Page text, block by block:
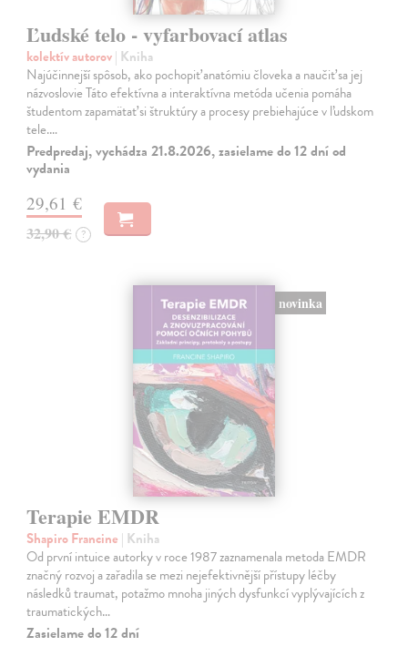
Ľudské telo - vyfarbovací atlas
kolektív autorov| Kniha
Najúčinnejší spôsob, ako pochopiť anatómiu človeka a naučiť sa jej
názvoslovie Táto efektívna a interaktívna metóda učenia pomáha
študentom zapamätať si štruktúry a procesy prebiehajúce v ľudskom
tele.…
Predpredaj, vychádza 21.8.2026, zasielame do 12 dní od
vydania
29,61 €
32,90 € ?
novinka
Terapie EMDR
Shapiro Francine | Kniha
Od první intuice autorky v roce 1987 zaznamenala metoda EMDR
značný rozvoj a zařadila se mezi nejefektivnější přístupy léčby
následků traumat, potažmo mnoha jiných dysfunkcí vyplývajících z
traumatických…
Zasielame do 12 dní